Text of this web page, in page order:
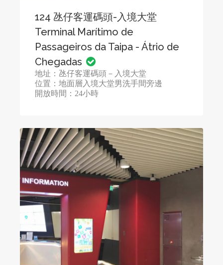
124 氹仔客運碼頭-入境大堂
Terminal Marítimo de
Passageiros da Taipa - Átrio de
Chegadas
地址：氹仔客運碼頭－入境大堂
位置：地面層入境大堂男洗手間旁邊
開放時間：24小時